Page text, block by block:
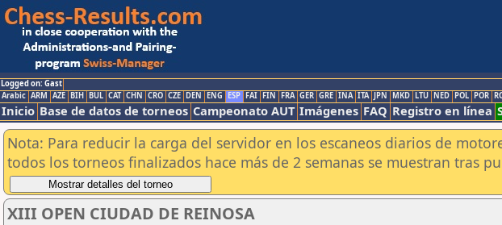
Logged on: Gast
Arabic ARM AZE BIH BUL CAT CHN CRO CZE DEN ENG ESP FAI FIN FRA GER GRE INA ITA JPN MKD LTU NED POL POR
Inicio Base de datos de torneos Campeonato AUT Imágenes FAQ Registro en línea
Nota: Para reducir la carga del servidor en los escaneos diarios de
todos los torneos finalizados hace más de 2 semanas se muestran tras
XIII OPEN CIUDAD DE REINOSA